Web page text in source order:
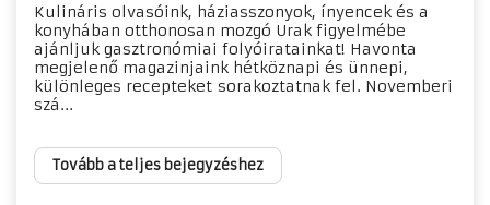
Kulináris olvasóink, háziasszonyok, ínyencek és a
konyhában otthonosan mozgó Urak figyelmébe
ajánljuk gasztronómiai folyóiratainkat! Havonta
megjelenő magazinjaink hétköznapi és ünnepi,
különleges recepteket sorakoztatnak fel. Novemberi
szá...
Tovább a teljes bejegyzéshez